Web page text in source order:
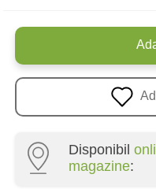
Disponibil
magazine: